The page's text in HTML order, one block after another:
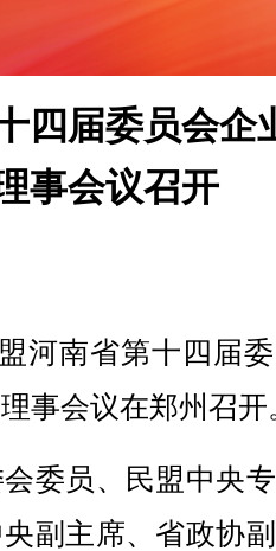
四届委员会企
事会议召开
南省第十四届委
事会议在郑州召开
员、民盟中央
副主席、省政协